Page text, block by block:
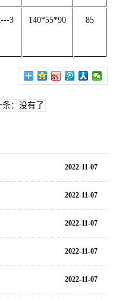
3 140*55*90 85
条：没有了
2022-11-07
2022-11-07
2022-11-07
2022-11-07
2022-11-07